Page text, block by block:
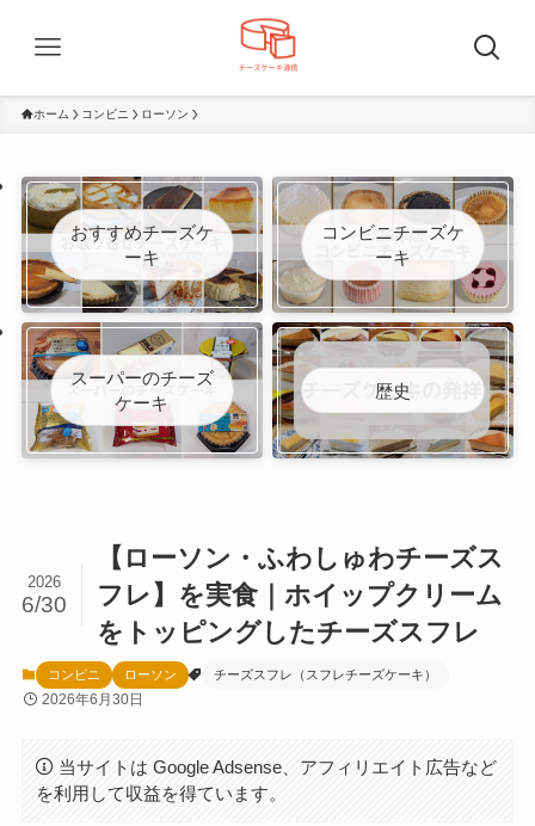
ホーム コンビニ ローソン
おすすめチーズケ
ーキ
コンビニチーズケ
ーキ
スーパーのチーズ
ケーキ
歴史
【ローソン・ふわしゅわチーズス
フレ】を実食｜ホイップクリーム
をトッピングしたチーズスフレ
2026
6/30
コンビニ ローソン チーズスフレ（スフレチーズケーキ）
2026年6月30日
当サイトは Google Adsense、アフィリエイト広告など
を利用して収益を得ています。